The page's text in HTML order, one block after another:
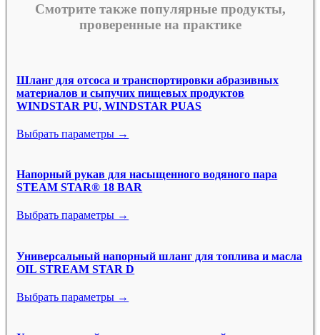
Смотрите также популярные продукты,
проверенные на практике
Шланг для отсоса и транспортировки абразивных
материалов и сыпучих пищевых продуктов
WINDSTAR PU, WINDSTAR PUAS
Выбрать параметры →
Напорный рукав для насыщенного водяного пара
STEAM STAR® 18 BAR
Выбрать параметры →
Универсальный напорный шланг для топлива и масла
OIL STREAM STAR D
Выбрать параметры →